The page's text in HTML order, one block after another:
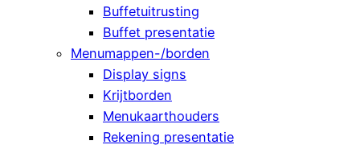
Buffetuitrusting
Buffet presentatie
Menumappen-/borden
Display signs
Krijtborden
Menukaarthouders
Rekening presentatie